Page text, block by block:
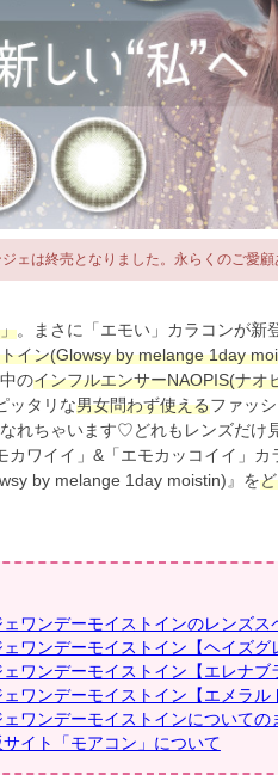
ェは終売となりました。永らくのご愛
。まさに「エモい」カラコンが新
イン(Glowsy by melange 1day
のインフルエンサーNAOPIS(ナオ
ッタリな男女問わず使えるファッ
れちゃいます♡どれもレンズだけ
カワイイ」&「エモカッコイイ」
by melange 1day moistin)』を
ワンデーモイストインのレンズス
ワンデーモイストイン【ヘイズグ
ワンデーモイストイン【エレナブ
ワンデーモイストイン【エメラ
ワンデーモイストインについての
イト「モアコン」について